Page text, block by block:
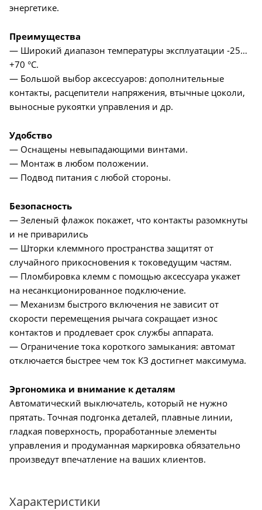
энергетике.
Преимущества
— Широкий диапазон температуры эксплуатации -25…
+70 °C.
— Большой выбор аксессуаров: дополнительные
контакты, расцепители напряжения, втычные цоколи,
выносные рукоятки управления и др.
Удобство
— Оснащены невыпадающими винтами.
— Монтаж в любом положении.
— Подвод питания с любой стороны.
Безопасность
— Зеленый флажок покажет, что контакты разомкнуты
и не приварились
— Шторки клеммного пространства защитят от
случайного прикосновения к токоведущим частям.
— Пломбировка клемм с помощью аксессуара укажет
на несанкционированное подключение.
— Механизм быстрого включения не зависит от
скорости перемещения рычага сокращает износ
контактов и продлевает срок службы аппарата.
— Ограничение тока короткого замыкания: автомат
отключается быстрее чем ток КЗ достигнет максимума.
Эргономика и внимание к деталям
Автоматический выключатель, который не нужно
прятать. Точная подгонка деталей, плавные линии,
гладкая поверхность, проработанные элементы
управления и продуманная маркировка обязательно
произведут впечатление на ваших клиентов.
Характеристики